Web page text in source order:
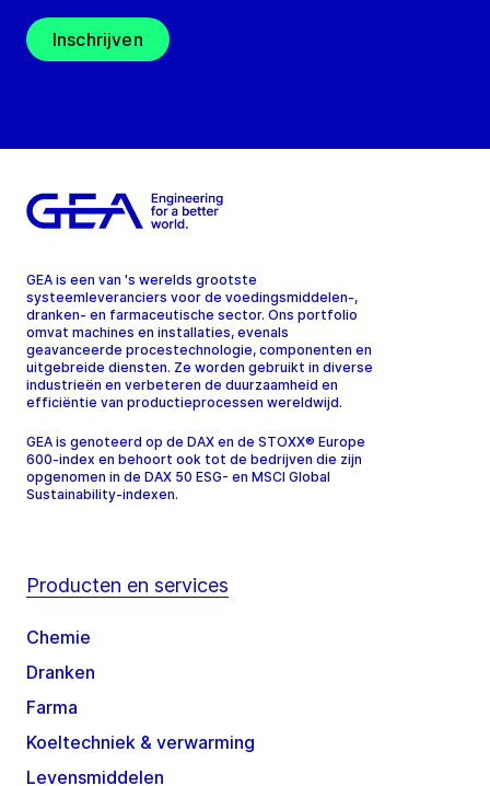
Inschrijven
GEA is een van 's werelds grootste
systeemleveranciers voor de voedingsmiddelen-,
dranken- en farmaceutische sector. Ons portfolio
omvat machines en installaties, evenals
geavanceerde procestechnologie, componenten en
uitgebreide diensten. Ze worden gebruikt in diverse
industrieën en verbeteren de duurzaamheid en
efficiëntie van productieprocessen wereldwijd.
GEA is genoteerd op de DAX en de STOXX® Europe
600-index en behoort ook tot de bedrijven die zijn
opgenomen in de DAX 50 ESG- en MSCI Global
Sustainability-indexen.
Producten en services
Chemie
Dranken
Farma
Koeltechniek & verwarming
Levensmiddelen